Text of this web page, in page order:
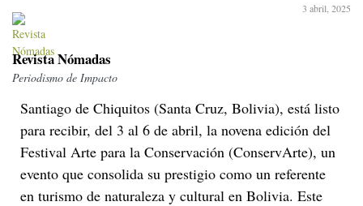
3 abril, 2025
Revista Nómadas
Periodismo de Impacto
Santiago de Chiquitos (Santa Cruz, Bolivia), está listo
para recibir, del 3 al 6 de abril, la novena edición del
Festival Arte para la Conservación (ConservArte), un
evento que consolida su prestigio como un referente
en turismo de naturaleza y cultural en Bolivia. Este